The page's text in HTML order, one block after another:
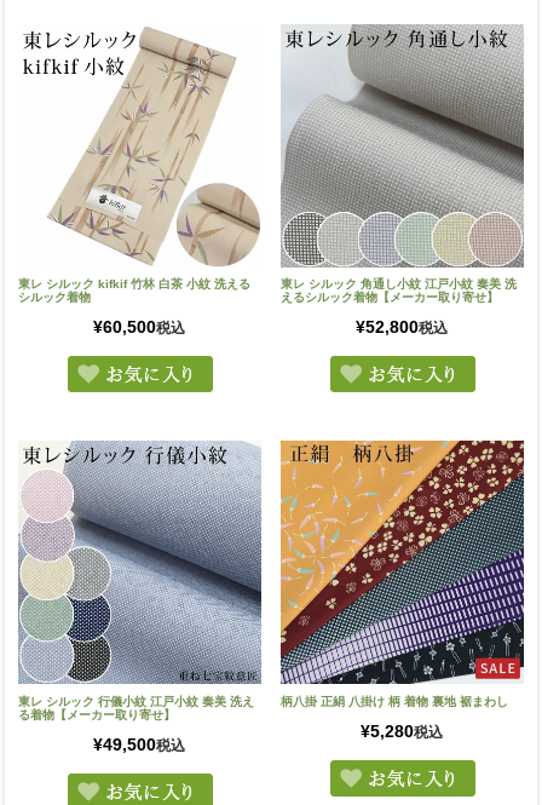
東レ シルック kifkif 竹林 白茶 小紋 洗える
シルック着物
¥60,500税込
東レ シルック 角通し小紋 江戸小紋 奏美 洗
えるシルック着物【メーカー取り寄せ】
¥52,800税込
東レ シルック 行儀小紋 江戸小紋 奏美 洗え
る着物【メーカー取り寄せ】
¥49,500税込
柄八掛 正絹 八掛け 柄 着物 裏地 裾まわし
¥5,280税込